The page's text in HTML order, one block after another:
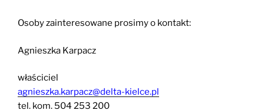
Osoby zainteresowane prosimy o kontakt:
Agnieszka Karpacz
właściciel
agnieszka.karpacz@delta-kielce.pl
tel. kom. 504 253 200